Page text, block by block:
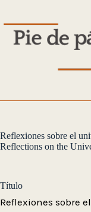
contenido
Reflexiones sobre el
Reflections on the
Título
Reflexiones sobre el